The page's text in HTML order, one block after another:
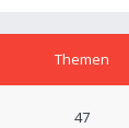
Themen
47